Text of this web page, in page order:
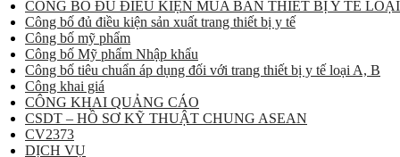
CÔNG BỐ ĐỦ ĐIỀU KIỆN MUA BÁN THIẾT BỊ Y TẾ
Công bố đủ điều kiện sản xuất trang thiết bị y tế
Công bố mỹ phẩm
Công bố Mỹ phẩm Nhập khẩu
Công bố tiêu chuẩn áp dụng đối với trang thiết bị y tế loại A, B
Công khai giá
CÔNG KHAI QUẢNG CÁO
CSDT – HỒ SƠ KỸ THUẬT CHUNG ASEAN
CV2373
DỊCH VỤ